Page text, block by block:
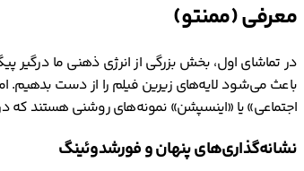
معرفی (ممنتو)
در تماشای اول، بخش بزرگی از انرژی ذهنی ما
باعث می‌شود لایه‌های زیرین فیلم را از دست بدهیم.
اجتماعی» یا «اینسپشن» نمونه‌های روشنی هستند که
نشانه‌گذاری‌های پنهان و فورشدوئینگ